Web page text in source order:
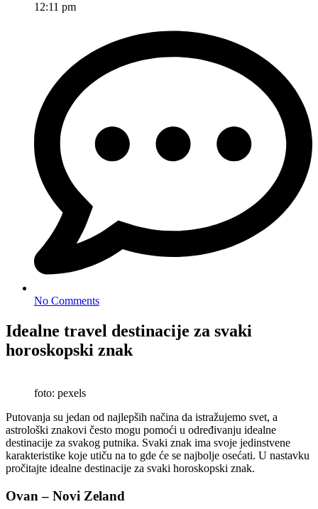
12:11 pm
No Comments
Idealne travel destinacije za svaki
horoskopski znak
foto: pexels
Putovanja su jedan od najlepših načina da istražujemo svet, a
astrološki znakovi često mogu pomoći u određivanju idealne
destinacije za svakog putnika. Svaki znak ima svoje jedinstvene
karakteristike koje utiču na to gde će se najbolje osećati. U nastavku
pročitajte idealne destinacije za svaki horoskopski znak.
Ovan – Novi Zeland